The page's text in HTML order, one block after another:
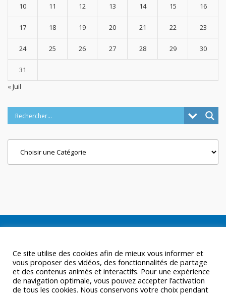
10 11 12 13 14 15 16
17 18 19 20 21 22 23
24 25 26 27 28 29 30
31
« Juil
Ce site utilise des cookies afin de mieux vous informer et
vous proposer des vidéos, des fonctionnalités de partage
et des contenus animés et interactifs. Pour une expérience
de navigation optimale, vous pouvez accepter l’activation
de tous les cookies. Nous conservons votre choix pendant